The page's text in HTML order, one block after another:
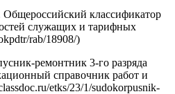
классификатор
служащих и тарифных
rab/18908/)
ремонтник 3-го разряда
справочник работ и
etks/23/1/sudokorpusnik-